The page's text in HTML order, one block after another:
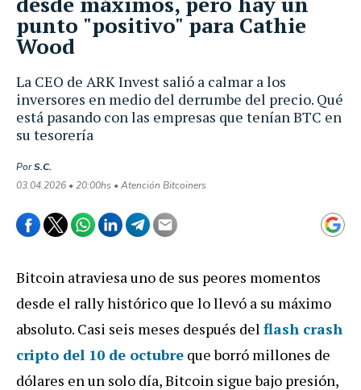
La CEO de ARK Invest salió a calmar a los
inversores en medio del derrumbe del precio. Qué
está pasando con las empresas que tenían BTC en
su tesorería
PorS.C.
03.04.2026 • 20:00hs • Atención Bitcoiners
punto "positivo" para Cathie
Wood
Bitcoin atraviesa uno de sus peores momentos
desde el rally histórico que lo llevó a su máximo
absoluto. Casi seis meses después del flash crash
cripto del 10 de octubre que borró millones de
dólares en un solo día, Bitcoin sigue bajo presión,